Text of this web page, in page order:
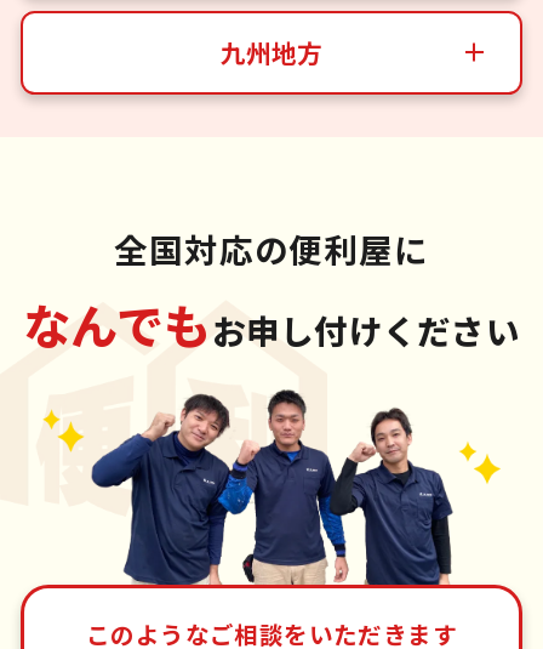
九州地方
全国対応の便利屋に
なんでもお申し付けください
このようなご相談をいただきます